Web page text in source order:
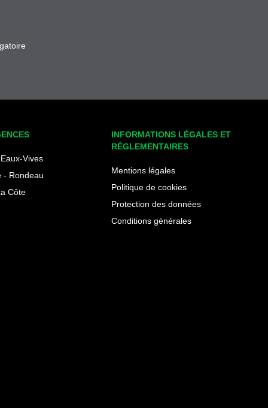
Vives
- Rondeau
Côte
INFORMATIONS LÉGALES ET
RÉGLEMENTAIRES
Mentions légales
Politique de cookies
Protection des données
Conditions générales